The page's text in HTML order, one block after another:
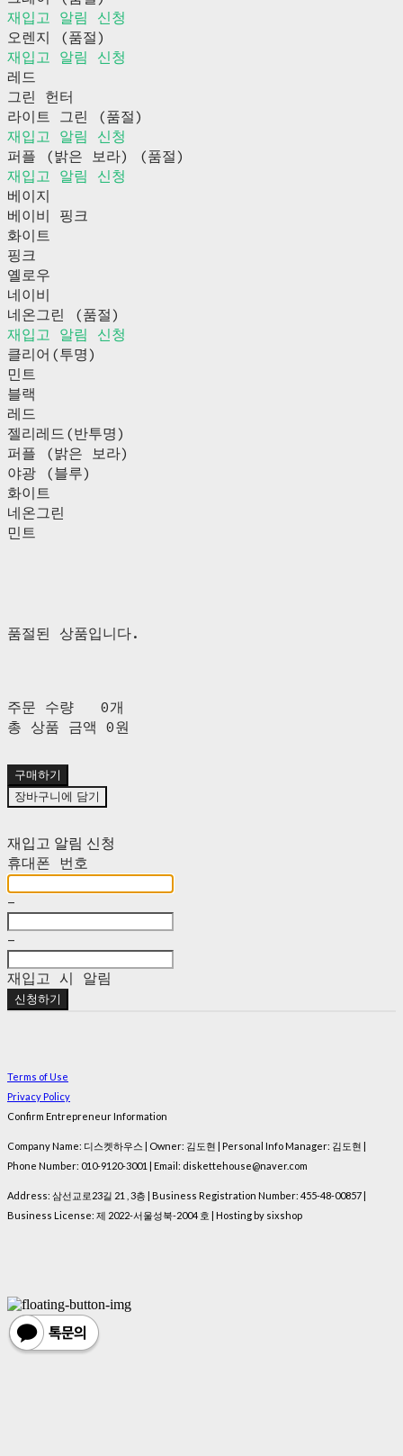
재입고 알림 신청
오렌지 (품절)
재입고 알림 신청
레드
그린 헌터
라이트 그린 (품절)
재입고 알림 신청
퍼플 (밝은 보라) (품절)
재입고 알림 신청
베이지
베이비 핑크
화이트
핑크
옐로우
네이비
네온그린 (품절)
재입고 알림 신청
클리어(투명)
민트
블랙
레드
젤리레드(반투명)
퍼플 (밝은 보라)
야광 (블루)
화이트
네온그린
민트
품절된 상품입니다.
주문 수량
0개
총 상품 금액 0원
구매하기
장바구니에 담기
재입고 알림 신청
휴대폰 번호
-
-
재입고 시 알림
신청하기
Terms of Use
Privacy Policy
Confirm Entrepreneur Information
Company Name: 디스켓하우스 | Owner: 김도현 | Personal Info Manager: 김도현 |
Phone Number: 010-9120-3001 | Email: diskettehouse@naver.com
Address: 삼선교로23길 21 , 3층 | Business Registration Number: 455-48-00857
Business License: 제 2022-서울성북-2004 호 | Hosting by sixshop